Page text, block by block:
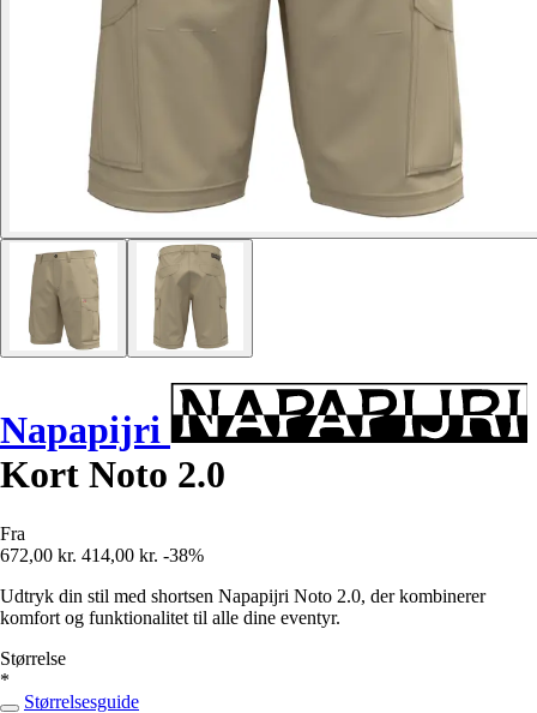
Napapijri
Kort Noto 2.0
Fra
672,00 kr. 414,00 kr. -38%
Udtryk din stil med shortsen Napapijri Noto 2.0, der kombinerer
komfort og funktionalitet til alle dine eventyr.
Størrelse
*
Størrelsesguide